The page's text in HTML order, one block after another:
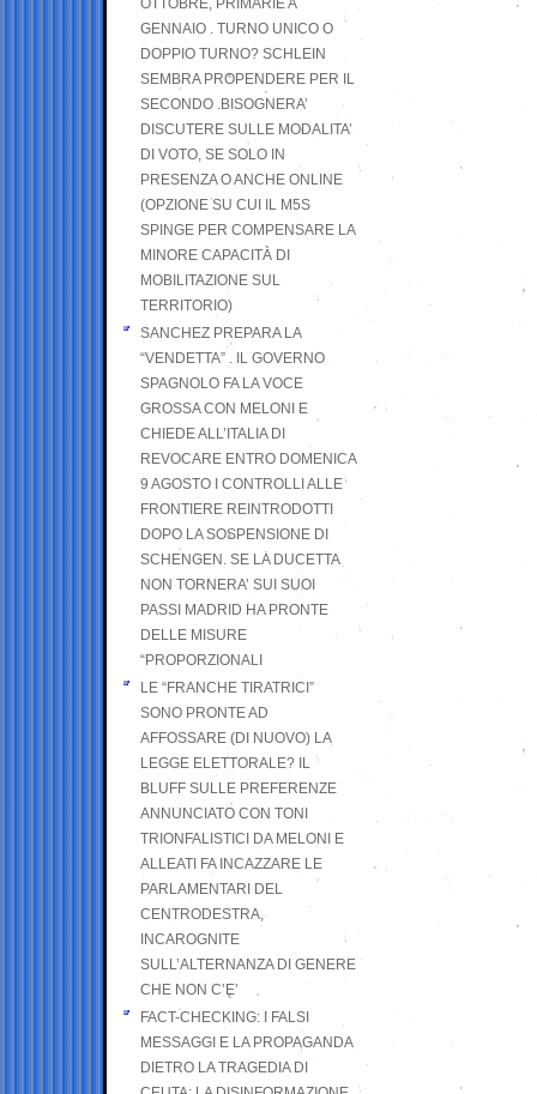
OTTOBRE, PRIMARIE A
GENNAIO . TURNO UNICO O
DOPPIO TURNO? SCHLEIN
SEMBRA PROPENDERE PER IL
SECONDO .BISOGNERA’
DISCUTERE SULLE MODALITA’
DI VOTO, SE SOLO IN
PRESENZA O ANCHE ONLINE
(OPZIONE SU CUI IL M5S
SPINGE PER COMPENSARE LA
MINORE CAPACITÀ DI
MOBILITAZIONE SUL
TERRITORIO)
SANCHEZ PREPARA LA
“VENDETTA” . IL GOVERNO
SPAGNOLO FA LA VOCE
GROSSA CON MELONI E
CHIEDE ALL’ITALIA DI
REVOCARE ENTRO DOMENICA
9 AGOSTO I CONTROLLI ALLE
FRONTIERE REINTRODOTTI
DOPO LA SOSPENSIONE DI
SCHENGEN. SE LA DUCETTA
NON TORNERA’ SUI SUOI
PASSI MADRID HA PRONTE
DELLE MISURE
“PROPORZIONALI
LE “FRANCHE TIRATRICI”
SONO PRONTE AD
AFFOSSARE (DI NUOVO) LA
LEGGE ELETTORALE? IL
BLUFF SULLE PREFERENZE
ANNUNCIATO CON TONI
TRIONFALISTICI DA MELONI E
ALLEATI FA INCAZZARE LE
PARLAMENTARI DEL
CENTRODESTRA,
INCAROGNITE
SULL’ALTERNANZA DI GENERE
CHE NON C’E’
FACT-CHECKING: I FALSI
MESSAGGI E LA PROPAGANDA
DIETRO LA TRAGEDIA DI